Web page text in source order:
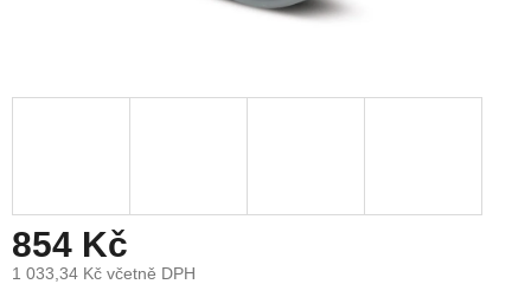
854 Kč
1 033,34 Kč včetně DPH